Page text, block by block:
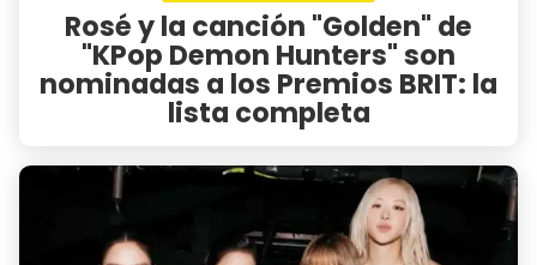
Rosé y la canción "Golden" de
"KPop Demon Hunters" son
nominadas a los Premios BRIT: la
lista completa